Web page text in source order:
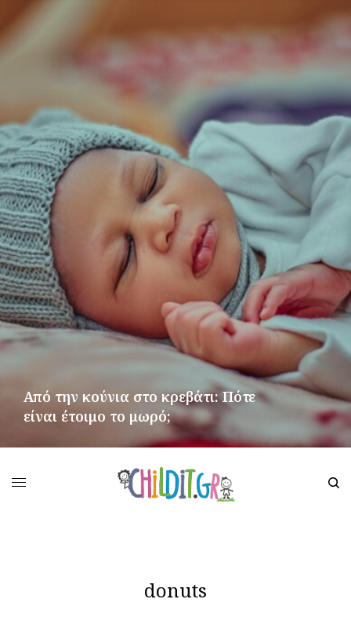
Από την κούνια στο κρεβάτι: Πότε
είναι έτοιμο το μωρό;
donuts